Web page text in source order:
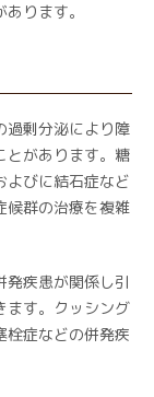
ります。
過剰分泌により障
とがあります。糖
よびに結石症など
候群の治療を複雑
発疾患が関係し引
ます。クッシング
栓症などの併発疾